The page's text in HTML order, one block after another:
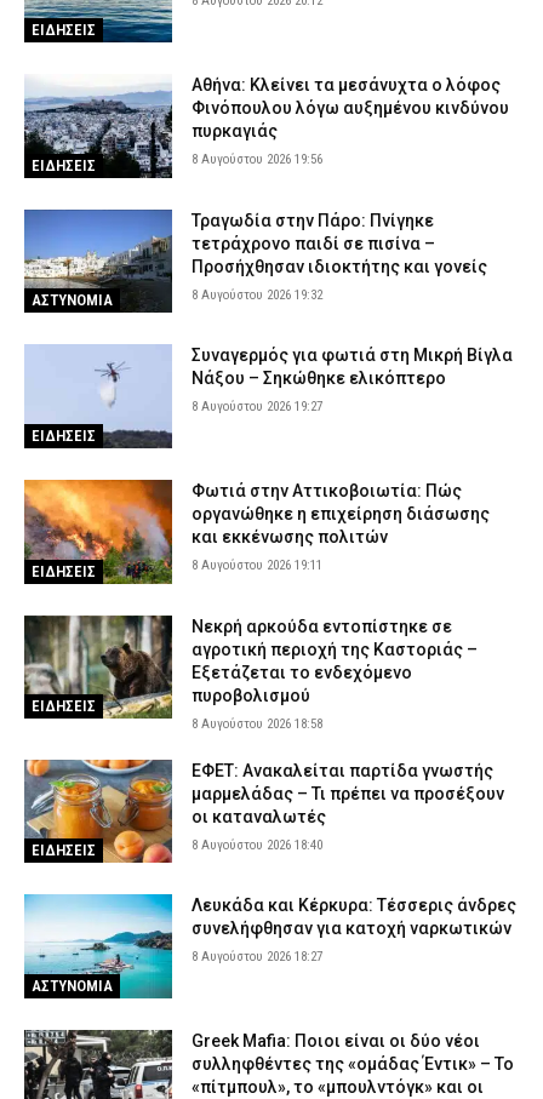
ΕΙΔΗΣΕΙΣ
ΕΙΔΗΣΕΙΣ
Αθήνα: Κλείνει τα μεσάνυχτα ο λόφος
Φινόπουλου λόγω αυξημένου κινδύνου
πυρκαγιάς
8 Αυγούστου 2026 19:56
ΑΣΤΥΝΟΜΙΑ
Τραγωδία στην Πάρο: Πνίγηκε
τετράχρονο παιδί σε πισίνα –
Προσήχθησαν ιδιοκτήτης και γονείς
8 Αυγούστου 2026 19:32
ΕΙΔΗΣΕΙΣ
Συναγερμός για φωτιά στη Μικρή Βίγλα
Νάξου – Σηκώθηκε ελικόπτερο
8 Αυγούστου 2026 19:27
ΕΙΔΗΣΕΙΣ
Φωτιά στην Αττικοβοιωτία: Πώς
οργανώθηκε η επιχείρηση διάσωσης
και εκκένωσης πολιτών
8 Αυγούστου 2026 19:11
ΕΙΔΗΣΕΙΣ
Νεκρή αρκούδα εντοπίστηκε σε
αγροτική περιοχή της Καστοριάς –
Εξετάζεται το ενδεχόμενο
πυροβολισμού
8 Αυγούστου 2026 18:58
ΕΙΔΗΣΕΙΣ
ΕΦΕΤ: Ανακαλείται παρτίδα γνωστής
μαρμελάδας – Τι πρέπει να προσέξουν
οι καταναλωτές
8 Αυγούστου 2026 18:40
ΑΣΤΥΝΟΜΙΑ
Λευκάδα και Κέρκυρα: Τέσσερις άνδρες
συνελήφθησαν για κατοχή ναρκωτικών
8 Αυγούστου 2026 18:27
Greek Mafia: Ποιοι είναι οι δύο νέοι
συλληφθέντες της «ομάδας Έντικ» – Το
«πίτμπουλ», το «μπουλντόγκ» και οι